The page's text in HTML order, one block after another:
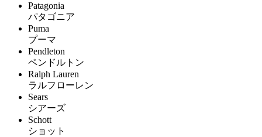
Patagonia
パタゴニア
Puma
プーマ
Pendleton
ペンドルトン
Ralph Lauren
ラルフローレン
Sears
シアーズ
Schott
ショット